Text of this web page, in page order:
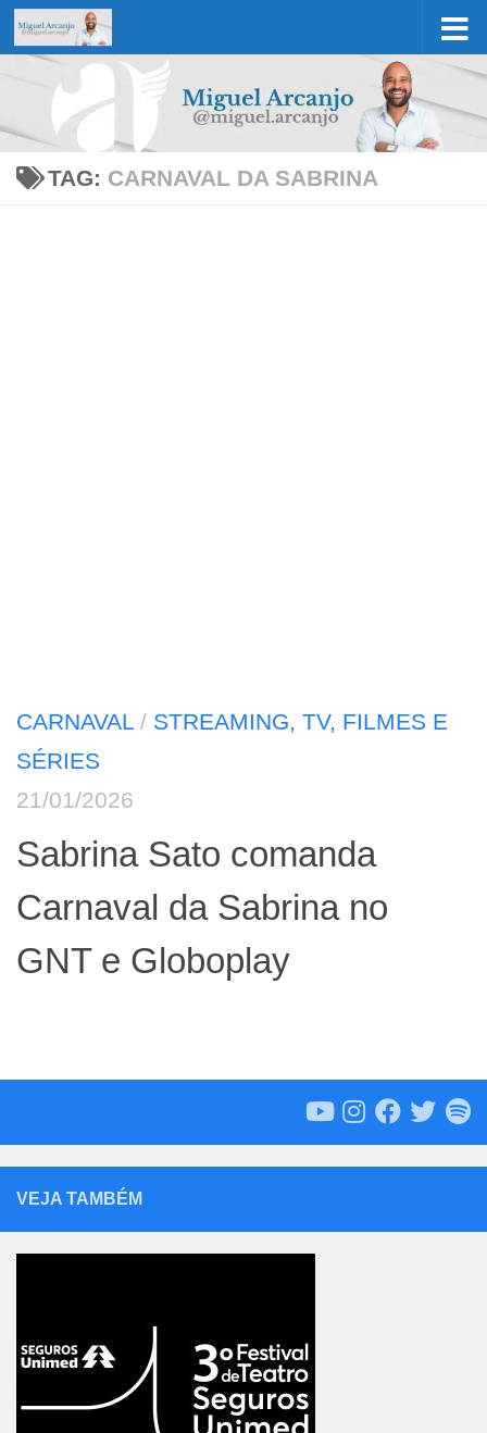
Skip to content
TAG: CARNAVAL DA SABRINA
CARNAVAL / STREAMING, TV, FILMES E
SÉRIES
21/01/2026
Sabrina Sato comanda
Carnaval da Sabrina no
GNT e Globoplay
VEJA TAMBÉM